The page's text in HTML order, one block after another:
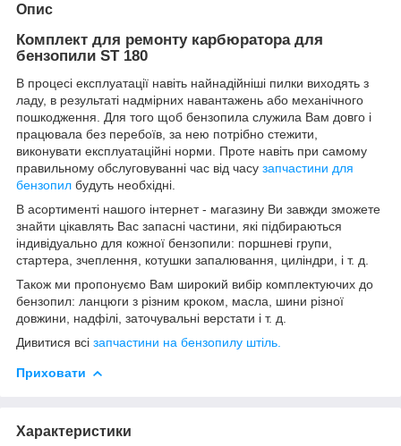
Опис
Комплект для ремонту карбюратора для
бензопили ST 180
В процесі експлуатації навіть найнадійніші пилки виходять з
ладу, в результаті надмірних навантажень або механічного
пошкодження. Для того щоб бензопила служила Вам довго і
працювала без перебоїв, за нею потрібно стежити,
виконувати експлуатаційні норми. Проте навіть при самому
правильному обслуговуванні час від часу запчастини для
бензопил будуть необхідні.
В асортименті нашого інтернет - магазину Ви завжди зможете
знайти цікавлять Вас запасні частини, які підбираються
індивідуально для кожної бензопили: поршневі групи,
стартера, зчеплення, котушки запалювання, циліндри, і т. д.
Також ми пропонуємо Вам широкий вибір комплектуючих до
бензопил: ланцюги з різним кроком, масла, шини різної
довжини, надфілі, заточувальні верстати і т. д.
Дивитися всі запчастини на бензопилу штіль.
Приховати
Характеристики